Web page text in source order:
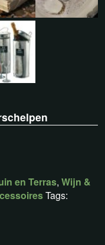
en Terras, Wijn &
Tags: